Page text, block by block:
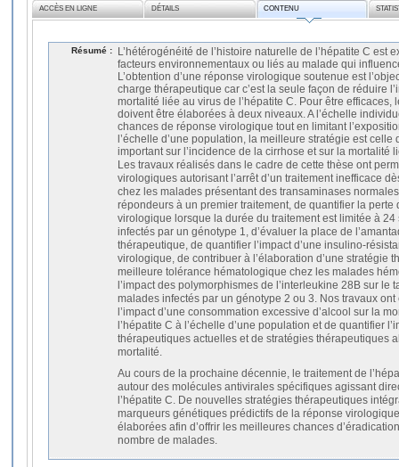
ACCÈS EN LIGNE DÉTAILS CONTENU
Résumé :
L’hétérogénéité de l’histoire naturelle de l’hépatite C est
facteurs environnementaux ou liés au malade qui
L’obtention d’une réponse virologique soutenue est
charge thérapeutique car c’est la seule façon de réduire
mortalité liée au virus de l’hépatite C. Pour être efficaces,
doivent être élaborées à deux niveaux. A l’échelle
chances de réponse virologique tout en limitant
l’échelle d’une population, la meilleure stratégie est celle
important sur l’incidence de la cirrhose et sur la mortalité
Les travaux réalisés dans le cadre de cette thèse ont
virologiques autorisant l’arrêt d’un traitement inefficace
chez les malades présentant des transaminases
répondeurs à un premier traitement, de quantifier la perte
virologique lorsque la durée du traitement est limitée à
infectés par un génotype 1, d’évaluer la place de
thérapeutique, de quantifier l’impact d’une insulino-
virologique, de contribuer à l’élaboration d’une stratégie
meilleure tolérance hématologique chez les malades
l’impact des polymorphismes de l’interleukine 28B sur le
malades infectés par un génotype 2 ou 3. Nos travaux
l’impact d’une consommation excessive d’alcool sur la
l’hépatite C à l’échelle d’une population et de quantifier
thérapeutiques actuelles et de stratégies thérapeutiques
mortalité.
Au cours de la prochaine décennie, le traitement de
autour des molécules antivirales spécifiques agissant
l’hépatite C. De nouvelles stratégies thérapeutiques
marqueurs génétiques prédictifs de la réponse
élaborées afin d’offrir les meilleures chances
nombre de malades.